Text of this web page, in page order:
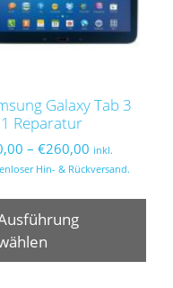
Galaxy Tab 3
Reparatur
– €260,00Preisspanne:
€20,00
€260,00
inkl.
Hin- & Rückversand.